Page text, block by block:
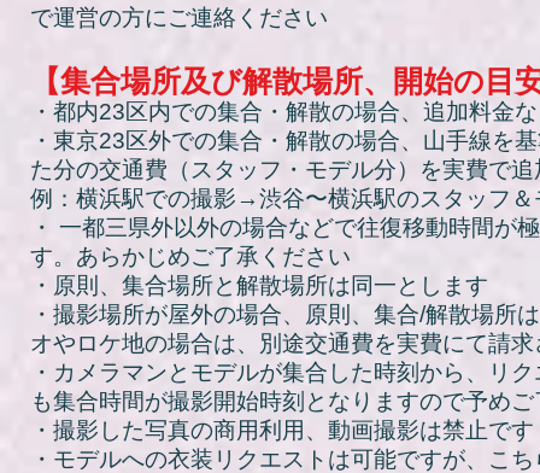
で運営の方にご連絡ください
【集合場所及び解散場所、開始の目
・都内23区内での集合・解散の場合、追加料金
・東京23区外での集合・解散の場合、山手線を
た分の交通費（スタッフ・モデル分）を実費で
例：横浜駅での撮影→渋谷〜横浜駅のスタッフ＆
・ 一都三県外以外の場合などで往復移動時間が
す。あらかじめご了承ください
・原則、集合場所と解散場所は同一とします
・撮影場所が屋外の場合、原則、集合/解散場所
オやロケ地の場合は、別途交通費を実費にて請
・カメラマンとモデルが集合した時刻から、リ
も集合時間が撮影開始時刻となりますので予め
・撮影した写真の商用利用、動画撮影は禁止です
・ モデルへの衣装リクエストは可能ですが、こ